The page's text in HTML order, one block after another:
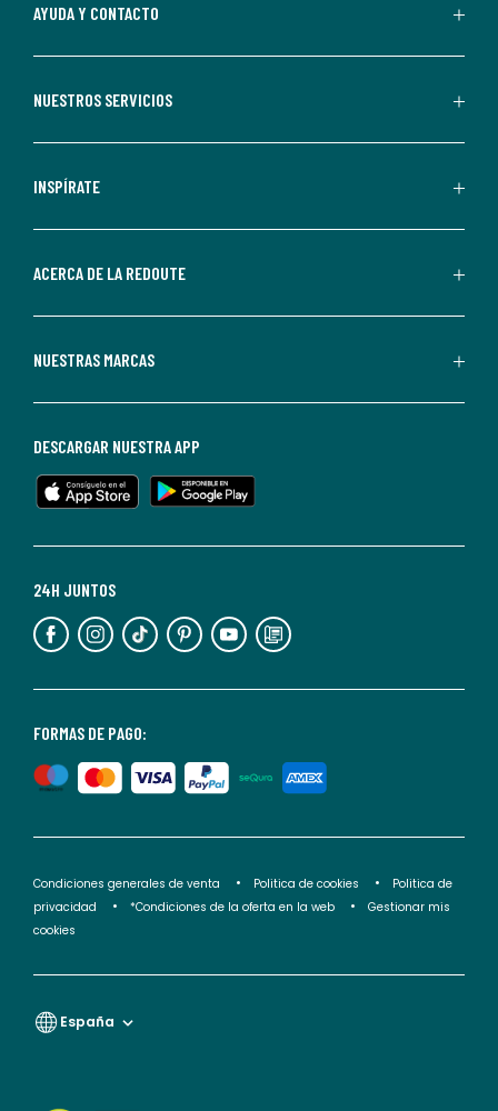
aceptas
comerciales
personalizadas
parte
Redoute.
de
en
cualquier
Para
información,
puedes
nuestra
de
privacidad</2>.
AYUDA Y CONTACTO
NUESTROS SERVICIOS
INSPÍRATE
ACERCA DE LA REDOUTE
NUESTRAS MARCAS
FORMAS DE PAGO:
24H JUNTOS
DESCARGAR NUESTRA APP
Condiciones generales de venta Politica de cookies
Politica de
privacidad
*Condiciones de la oferta en la web
Gestionar mis
cookies
España